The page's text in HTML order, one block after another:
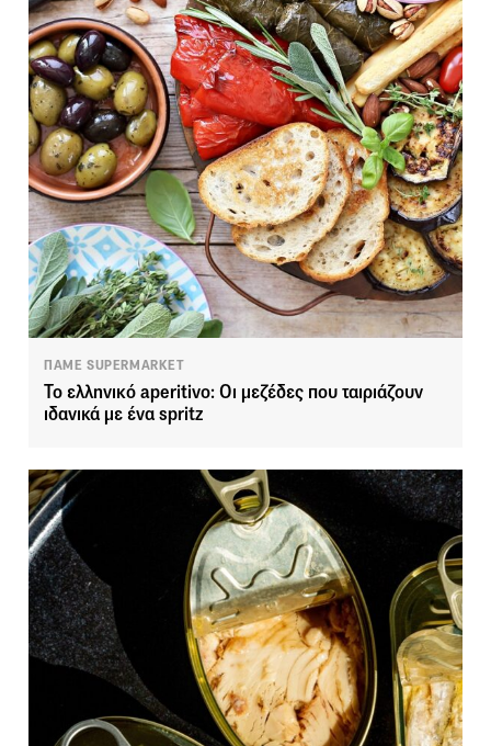
ΠΑΜΕ SUPERMARKET
Το ελληνικό aperitivo: Οι μεζέδες που ταιριάζουν
ιδανικά με ένα spritz